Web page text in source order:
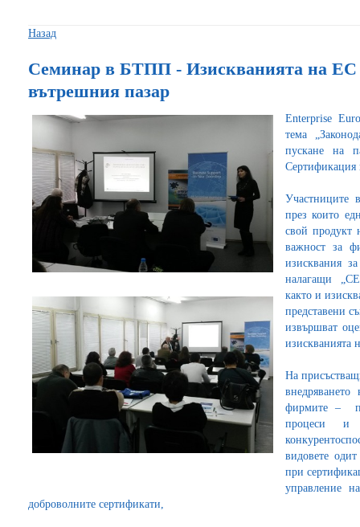
Назад
Семинар в БТПП - Изискванията на ЕС
вътрешния пазар
Enterprise
тема
пускане на
Сертификация
Участниците
през които
свой продукт
важност за
изисквания
налагащи
както и
представени
извършват
изискванията
На
фирмите –
процеси и
видовете
при
управление
доброволните сертификати,